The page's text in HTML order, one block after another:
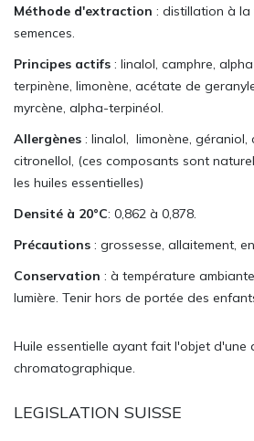
Méthode d'extraction : distillation à
semences.
Principes actifs : linalol, camphre,
terpinène, limonène, acétate de
myrcène, alpha-terpinéol.
Allergènes : linalol, limonène, géraniol,
citronellol, (ces composants sont
les huiles essentielles)
Densité à 20°C: 0,862 à 0,878.
Précautions : grossesse, allaitement,
Conservation : à température
lumière. Tenir hors de portée des
Huile essentielle ayant fait l'objet d'une
chromatographique.
LEGISLATION SUISSE